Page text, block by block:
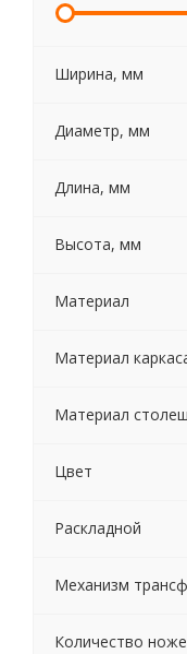
Ширина, мм
Диаметр, мм
Длина, мм
Высота, мм
Материал
Материал
Материал
Цвет
Раскладной
Механизм
Количество